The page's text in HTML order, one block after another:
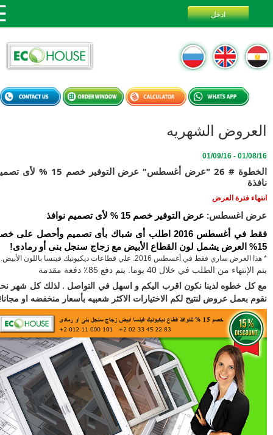
الشهريه
01/08/16 -
الخطوة # 26 "عرض أغسطس" عرض التوفير خصم 15 % لأى تصميم
فترة العرض
اغسطس:عرض التوفير خصم 15 % لأى تصميم نوافذ
فقط في أغسطس 2016 اطلب أى شباك بأى تصميم وأحصل على خصم
ساري فقط في أغسطس 2016. علي قطاعات ديكيونيك فينسا باللون الأبيض.
من الطلب في خلال 40
يوما. يتم دفع 85٪ دفعة مقدمة
خطوه لدينا نكون اقرب اليكم و اسهل في التواصل . لذلك كل شهر نحن
بعمل عروض لنتيح لكم الاختيارات الاكثر شعبيه بأسعار منخفضه او مجانا !